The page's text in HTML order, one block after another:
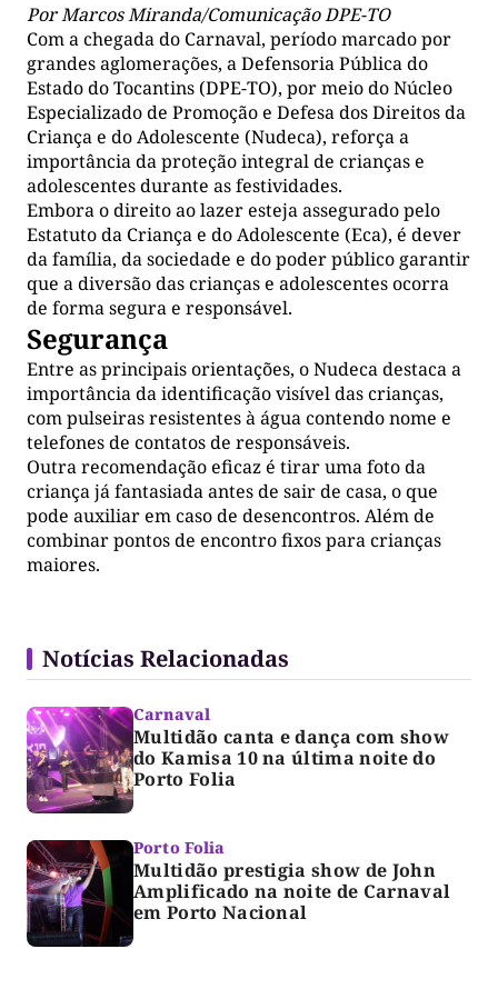
Por Marcos Miranda/Comunicação DPE-TO
Com a chegada do Carnaval, período marcado por
grandes aglomerações, a Defensoria Pública do
Estado do Tocantins (DPE-TO), por meio do Núcleo
Especializado de Promoção e Defesa dos Direitos da
Criança e do Adolescente (Nudeca), reforça a
importância da proteção integral de crianças e
adolescentes durante as festividades.
Embora o direito ao lazer esteja assegurado pelo
Estatuto da Criança e do Adolescente (Eca), é dever
da família, da sociedade e do poder público garantir
que a diversão das crianças e adolescentes ocorra
de forma segura e responsável.
Segurança
Entre as principais orientações, o Nudeca destaca a
importância da identificação visível das crianças,
com pulseiras resistentes à água contendo nome e
telefones de contatos de responsáveis.
Outra recomendação eficaz é tirar uma foto da
criança já fantasiada antes de sair de casa, o que
pode auxiliar em caso de desencontros. Além de
combinar pontos de encontro fixos para crianças
maiores.
Notícias Relacionadas
Carnaval
Multidão canta e dança com show
do Kamisa 10 na última noite do
Porto Folia
Porto Folia
Multidão prestigia show de John
Amplificado na noite de Carnaval
em Porto Nacional